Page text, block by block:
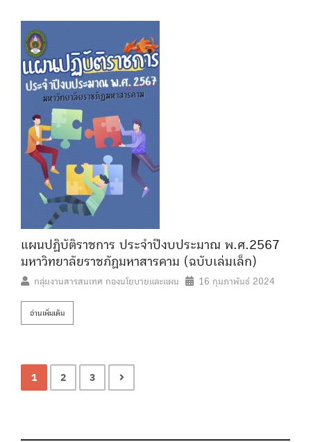
แผนปฏิบัติราชการ ประจำปีงบประมาณ พ.ศ.2567
มหาวิทยาลัยราชภัฏมหาสารคาม (ฉบับเล่มเล็ก)
กลุ่มงานสารสนเทศ กองนโยบายและแผน 16 กุมภาพันธ์ 2024
อ่านเพิ่มเติม
1 2 3